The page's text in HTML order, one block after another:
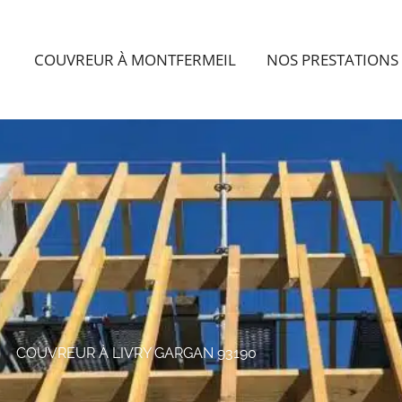
COUVREUR À MONTFERMEIL NOS PRESTATIONS
COUVREUR À LIVRY GARGAN 93190